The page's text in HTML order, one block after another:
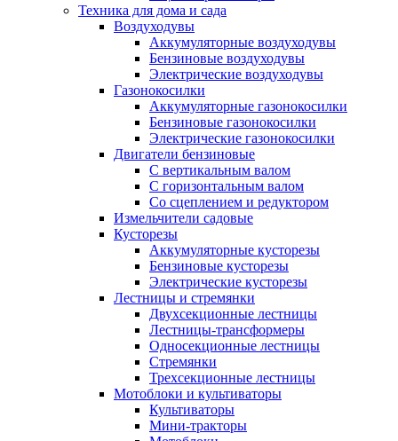
Техника для дома и сада
Воздуходувы
Аккумуляторные воздуходувы
Бензиновые воздуходувы
Электрические воздуходувы
Газонокосилки
Аккумуляторные газонокосилки
Бензиновые газонокосилки
Электрические газонокосилки
Двигатели бензиновые
С вертикальным валом
С горизонтальным валом
Со сцеплением и редуктором
Измельчители садовые
Кусторезы
Аккумуляторные кусторезы
Бензиновые кусторезы
Электрические кусторезы
Лестницы и стремянки
Двухсекционные лестницы
Лестницы-трансформеры
Односекционные лестницы
Стремянки
Трехсекционные лестницы
Мотоблоки и культиваторы
Культиваторы
Мини-тракторы